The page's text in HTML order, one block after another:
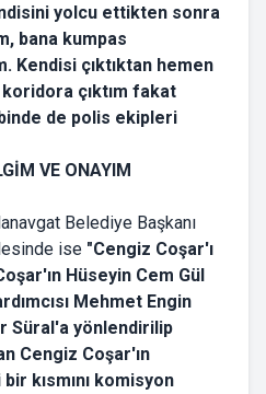
yolcu ettikten sonra
bana kumpas
Kendisi çıktıktan hemen
çıktım fakat
de polis ekipleri
VE ONAYIM
Belediye Başkanı
ise "Cengiz Coşar'ı
Hüseyin Cem Gül
Mehmet Engin
Süral'a yönlendirilip
Cengiz Coşar'ın
bir kısmını komisyon